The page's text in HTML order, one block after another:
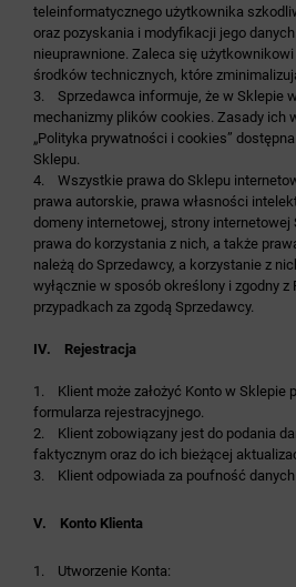
teleinformatycznego użytkownika
oraz pozyskania i modyfikacji jego
nieuprawnione. Zaleca się
środków technicznych, które
3. Sprzedawca informuje, że w Sklepie
mechanizmy plików cookies. Zasady ich
„Polityka prywatności i cookies”
Sklepu.
4. Wszystkie prawa do Sklepu
prawa autorskie, prawa własności
domeny internetowej, strony
prawa do korzystania z nich, a także
należą do Sprzedawcy, a korzystanie z
wyłącznie w sposób określony i zgodny z
przypadkach za zgodą Sprzedawcy.
IV. Rejestracja
1. Klient może założyć Konto w Sklepie
formularza rejestracyjnego.
2. Klient zobowiązany jest do podania
faktycznym oraz do ich bieżącej
3. Klient odpowiada za poufność danych
V. Konto Klienta
1. Utworzenie Konta: